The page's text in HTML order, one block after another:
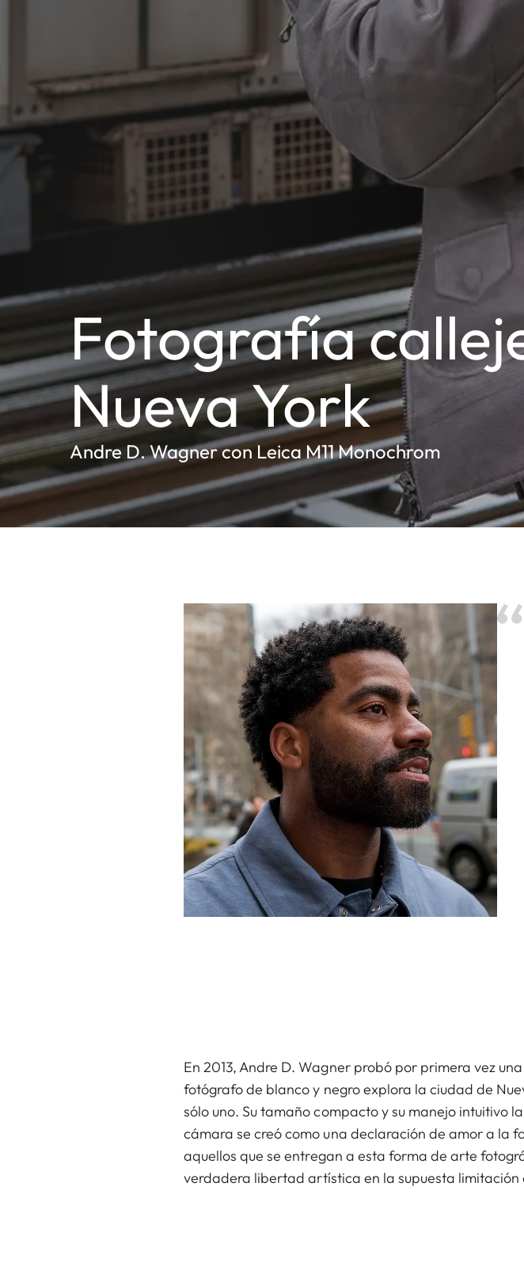
Fotografía
Nueva York
Andre D. Wagner con Leica M11 Monochrom
En 2013, Andre D. Wagner probó por primera vez
fotógrafo de blanco y negro explora la ciudad de
sólo uno. Su tamaño compacto y su manejo intuitivo
cámara se creó como una declaración de amor a la
aquellos que se entregan a esta forma de arte
verdadera libertad artística en la supuesta